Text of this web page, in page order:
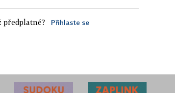
předplatné? Přihlaste se